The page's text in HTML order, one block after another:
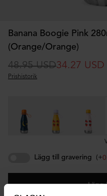
Banana Boogie Pink
(Orange/Orange)
48.95 USD34.27 USD
Prishistorik
Lägg till gravering (+
Lägg